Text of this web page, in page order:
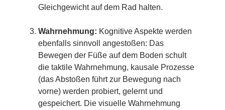
Gleichgewicht auf dem Rad halten.
Wahrnehmung: Kognitive Aspekte werden
ebenfalls sinnvoll angestoßen: Das
Bewegen der Füße auf dem Boden schult
die taktile Wahrnehmung, kausale Prozesse
(das Abstoßen führt zur Bewegung nach
vorne) werden probiert, gelernt und
gespeichert. Die visuelle Wahrnehmung